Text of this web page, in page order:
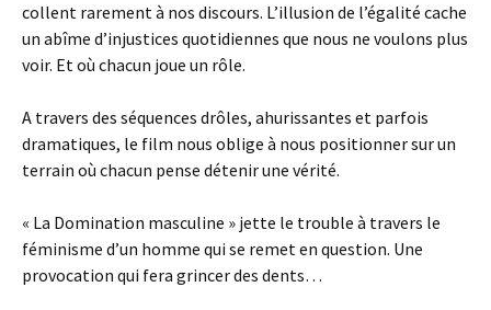
collent rarement à nos discours. L’illusion de l’égalité cache
un abîme d’injustices quotidiennes que nous ne voulons plus
voir. Et où chacun joue un rôle.
A travers des séquences drôles, ahurissantes et parfois
dramatiques, le film nous oblige à nous positionner sur un
terrain où chacun pense détenir une vérité.
« La Domination masculine » jette le trouble à travers le
féminisme d’un homme qui se remet en question. Une
provocation qui fera grincer des dents…